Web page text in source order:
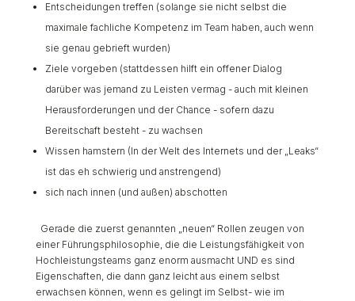
Entscheidungen treffen (solange sie nicht selbst die
maximale fachliche Kompetenz im Team haben, auch wenn
sie genau gebrieft wurden)
Ziele vorgeben (stattdessen hilft ein offener Dialog
darüber was jemand zu Leisten vermag - auch mit kleinen
Herausforderungen und der Chance - sofern dazu
Bereitschaft besteht - zu wachsen
Wissen hamstern (In der Welt des Internets und der „Leaks“
ist das eh schwierig und anstrengend)
sich nach innen (und außen) abschotten
Gerade die zuerst genannten „neuen“ Rollen zeugen von
einer Führungsphilosophie, die die Leistungsfähigkeit von
Hochleistungsteams ganz enorm ausmacht UND es sind
Eigenschaften, die dann ganz leicht aus einem selbst
erwachsen können, wenn es gelingt im Selbst- wie im